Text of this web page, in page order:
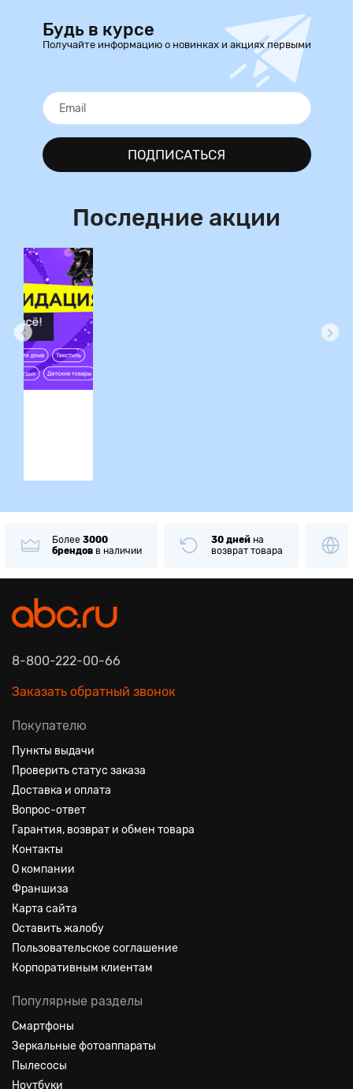
Будь в курсе
Получайте информацию о новинках и акциях первыми
ПОДПИСАТЬСЯ
Последние акции
Более 3000
брендов в наличии
30 дней на
возврат товара
8-800-222-00-66
Заказать обратный звонок
Покупателю
Пункты выдачи
Проверить статус заказа
Доставка и оплата
Вопрос-ответ
Гарантия, возврат и обмен товара
Контакты
О компании
Франшиза
Карта сайта
Оставить жалобу
Пользовательское соглашение
Корпоративным клиентам
Популярные разделы
Смартфоны
Зеркальные фотоаппараты
Пылесосы
Ноутбуки